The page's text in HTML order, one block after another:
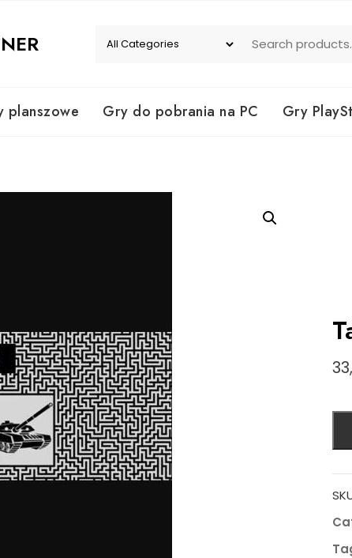
planszowe Gry do pobrania na PC Gry